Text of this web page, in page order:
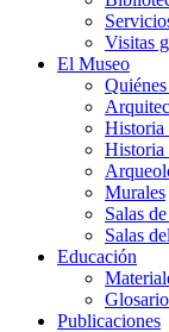
Visitas
El Museo
Historia
Historia
Murales
Salas
Salas
Educación
Glosario
Publicaciones